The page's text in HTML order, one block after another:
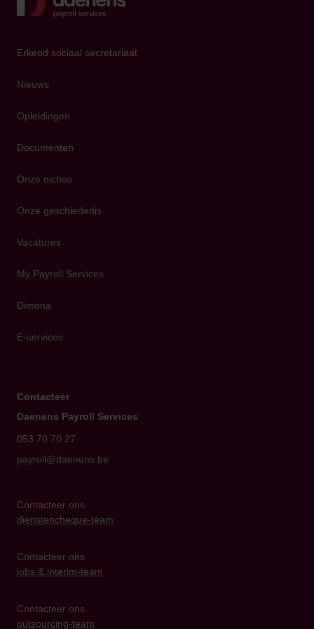
Erkend sociaal secretariaat
Nieuws
Opleidingen
Documenten
Onze niches
Onze geschiedenis
Vacatures
My Payroll Services
Dimona
E-services
Contacteer
Daenens Payroll Services
053 70 70 27
payroll@daenens.be
Contacteer ons
dienstencheque-team
Contacteer ons
jobs & interim-team
Contacteer ons
outsourcing-team